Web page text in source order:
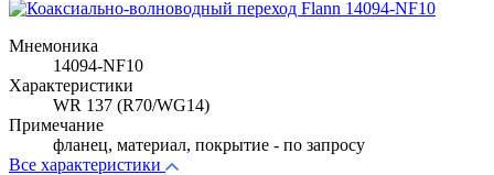
Мнемоника
14094-NF10
Характеристики
WR 137 (R70/WG14)
Примечание
фланец, материал, покрытие - по запросу
Все характеристики